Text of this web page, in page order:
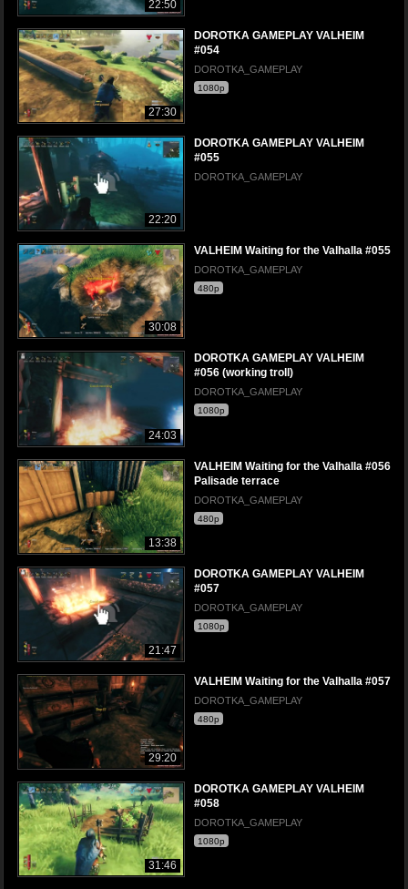
22:50
27:30
DOROTKA GAMEPLAY VALHEIM
#054
DOROTKA_GAMEPLAY
1080p
22:20
DOROTKA GAMEPLAY VALHEIM
#055
DOROTKA_GAMEPLAY
30:08
VALHEIM Waiting for the Valhalla #055
DOROTKA_GAMEPLAY
480p
24:03
DOROTKA GAMEPLAY VALHEIM
#056 (working troll)
DOROTKA_GAMEPLAY
1080p
13:38
VALHEIM Waiting for the Valhalla #056
Palisade terrace
DOROTKA_GAMEPLAY
480p
21:47
DOROTKA GAMEPLAY VALHEIM
#057
DOROTKA_GAMEPLAY
1080p
29:20
VALHEIM Waiting for the Valhalla #057
DOROTKA_GAMEPLAY
480p
31:46
DOROTKA GAMEPLAY VALHEIM
#058
DOROTKA_GAMEPLAY
1080p